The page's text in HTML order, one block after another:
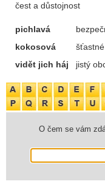
čest a důstojnost
pichlavá
kokosová
vidět jich háj
jistý
O čem se vám